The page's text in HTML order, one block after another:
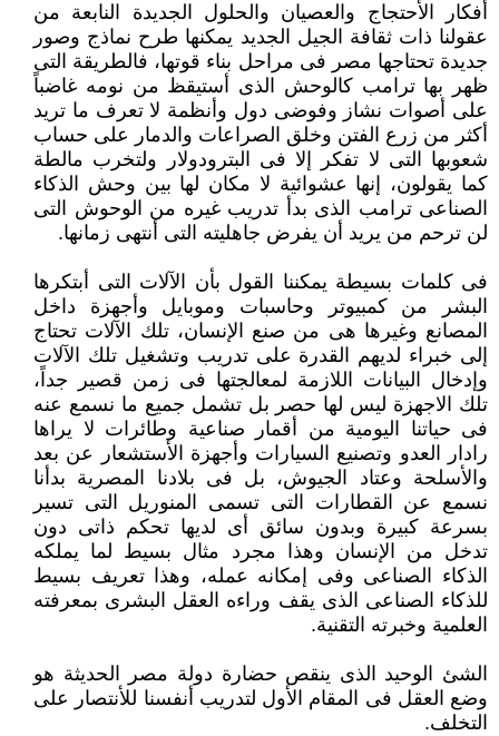
أفكار الأحتجاج والعصيان والحلول الجديدة النابعة من
عقولنا ذات ثقافة الجيل الجديد يمكنها طرح نماذج وصور
جديدة تحتاجها ‏مصر فى مراحل بناء قوتها، فالطريقة التى
ظهر بها ترامب كالوحش الذى أستيقظ من نومه غاضباً
على أصوات نشاز وفوضى دول ‏وأنظمة لا تعرف ما تريد
أكثر من زرع الفتن وخلق الصراعات والدمار على حساب
شعوبها التى لا تفكر إلا فى البترودولار ولتخرب ‏مالطة
كما يقولون، إنها عشوائية لا مكان لها بين وحش الذكاء
الصناعى ترامب الذى بدأ تدريب غيره من الوحوش التى
لن ترحم ‏من يريد أن يفرض جاهليته التى أنتهى زمانها.‏
فى كلمات بسيطة يمكننا القول بأن الآلات التى أبتكرها
البشر من كمبيوتر وحاسبات وموبايل وأجهزة داخل
المصانع وغيرها هى من ‏صنع الإنسان، تلك الآلات تحتاج
إلى خبراء لديهم القدرة على تدريب وتشغيل تلك الآلات
وإدخال البيانات اللازمة لمعالجتها فى زمن ‏قصير جداً،
تلك الاجهزة ليس لها حصر بل تشمل جميع ما نسمع عنه
فى حياتنا اليومية من أقمار صناعية وطائرات لا يراها
رادار ‏العدو وتصنيع السيارات وأجهزة الأستشعار عن بعد
والأسلحة وعتاد الجيوش، بل فى بلادنا المصرية بدأنا
نسمع عن القطارات التى ‏تسمى المنوريل التى تسير
بسرعة كبيرة وبدون سائق أى لديها تحكم ذاتى دون
تدخل من الإنسان وهذا مجرد مثال بسيط لما يملكه
‏الذكاء الصناعى وفى إمكانه عمله، وهذا تعريف بسيط
للذكاء الصناعى الذى يقف وراءه العقل البشرى بمعرفته
العلمية وخبرته ‏التقنية.‏
الشئ الوحيد الذى ينقص حضارة دولة مصر الحديثة هو
وضع العقل فى المقام الأول لتدريب أنفسنا للأنتصار على
التخلف.‏